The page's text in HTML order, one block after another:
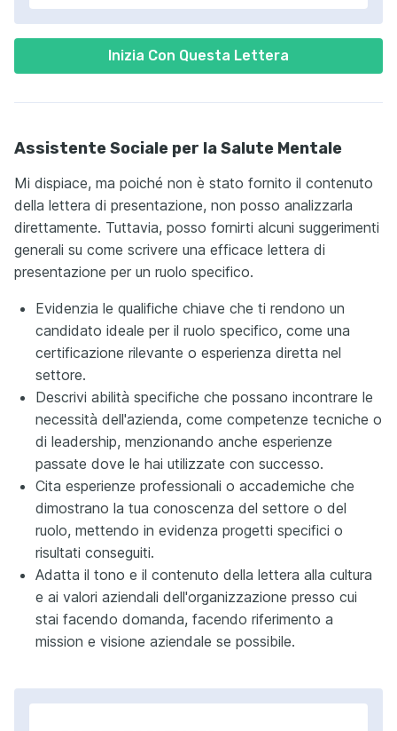
Inizia Con Questa Lettera
Assistente Sociale per la Salute Mentale
Mi dispiace, ma poiché non è stato fornito il contenuto
della lettera di presentazione, non posso analizzarla
direttamente. Tuttavia, posso fornirti alcuni suggerimenti
generali su come scrivere una efficace lettera di
presentazione per un ruolo specifico.
Evidenzia le qualifiche chiave che ti rendono un
candidato ideale per il ruolo specifico, come una
certificazione rilevante o esperienza diretta nel
settore.
Descrivi abilità specifiche che possano incontrare le
necessità dell'azienda, come competenze tecniche o
di leadership, menzionando anche esperienze
passate dove le hai utilizzate con successo.
Cita esperienze professionali o accademiche che
dimostrano la tua conoscenza del settore o del
ruolo, mettendo in evidenza progetti specifici o
risultati conseguiti.
Adatta il tono e il contenuto della lettera alla cultura
e ai valori aziendali dell'organizzazione presso cui
stai facendo domanda, facendo riferimento a
mission e visione aziendale se possibile.